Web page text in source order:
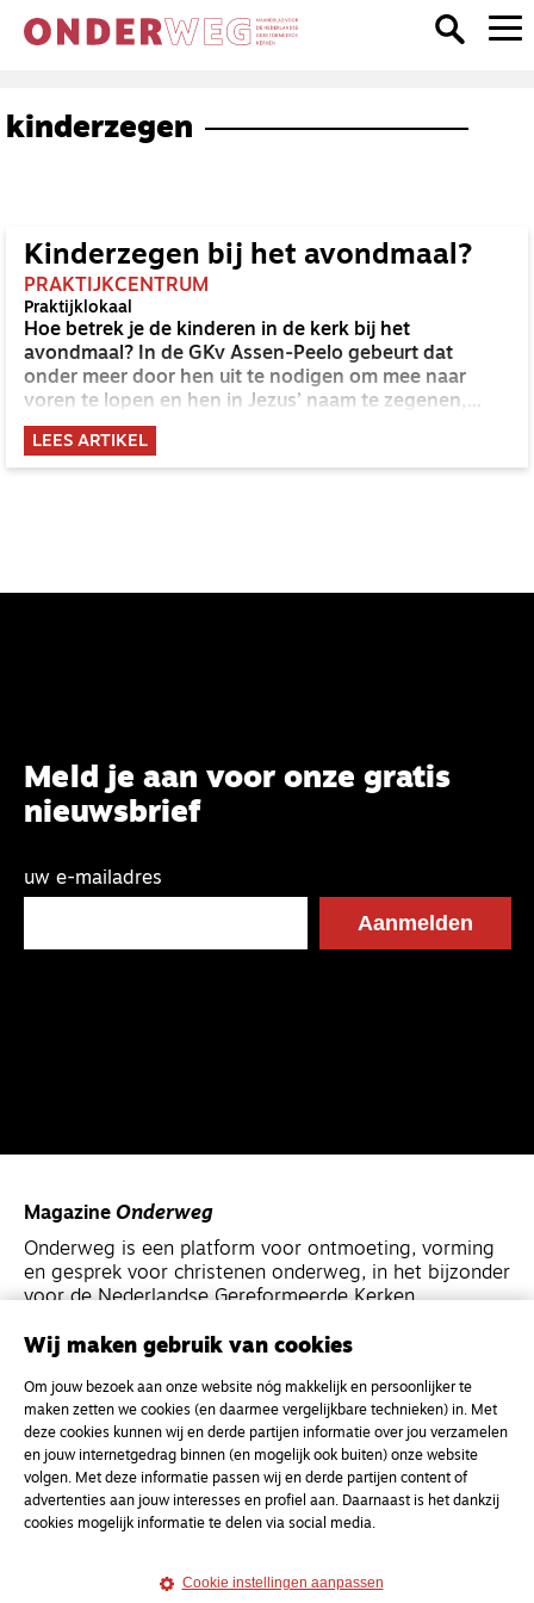
kinderzegen
Kinderzegen bij het avondmaal?
PRAKTIJKCENTRUM
Praktijklokaal
Hoe betrek je de kinderen in de kerk bij het
avondmaal? In de GKv Assen-Peelo gebeurt dat
onder meer door hen uit te nodigen om mee naar
voren te lopen en hen in Jezus’ naam te zegenen,
schrijft ds. Ernst Leeftink op zijn weblog.
LEES ARTIKEL
Meld je aan voor onze gratis
nieuwsbrief
uw e-mailadres
Magazine Onderweg
Onderweg is een platform voor ontmoeting, vorming
en gesprek voor christenen onderweg, in het bijzonder
voor de Nederlandse Gereformeerde Kerken.
Magazine
Onderweg
Kvk-nummer 33277063
NL46 INGB 0117 5827 86
info@onderwegonline.nl
Wij maken gebruik van cookies
Om jouw bezoek aan onze website nóg makkelijk en persoonlijker te
maken zetten we cookies (en daarmee vergelijkbare technieken) in. Met
deze cookies kunnen wij en derde partijen informatie over jou verzamelen
en jouw internetgedrag binnen (en mogelijk ook buiten) onze website
volgen. Met deze informatie passen wij en derde partijen content of
advertenties aan jouw interesses en profiel aan. Daarnaast is het dankzij
cookies mogelijk informatie te delen via social media.
Cookie instellingen aanpassen